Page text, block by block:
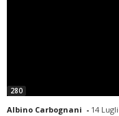
280
Albino Carbognani - 14